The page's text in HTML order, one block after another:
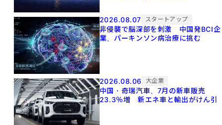
2026.08.07 スタートアップ
非侵襲で脳深部を刺激 中国発BCI企
業、パーキンソン病治療に挑む
2026.08.06 大企業
中国・奇瑞汽車、7月の新車販売
23.3％増 新エネ車と輸出がけん引